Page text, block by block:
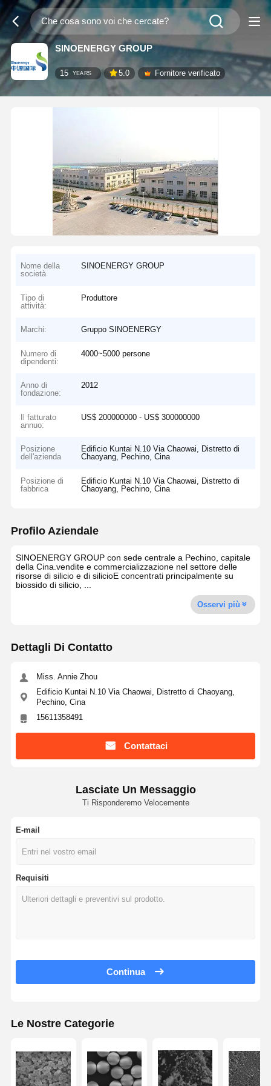
SINOENERGY GROUP
15 YEARS 5.0 Fornitore verificato
Nome della
società
SINOENERGY GROUP
Tipo di
attività:
Produttore
Marchi: Gruppo SINOENERGY
Numero di
dipendenti:
4000~5000 persone
Anno di
fondazione:
2012
Il fatturato
annuo:
US$ 200000000 - US$ 300000000
Posizione
dell'azienda
Edificio Kuntai N.10 Via Chaowai, Distretto di
Chaoyang, Pechino, Cina
Posizione di
fabbrica
Edificio Kuntai N.10 Via Chaowai, Distretto di
Chaoyang, Pechino, Cina
Profilo Aziendale
SINOENERGY GROUP con sede centrale a Pechino, capitale
della Cina.vendite e commercializzazione nel settore delle
risorse di silicio e di silicioE concentrati principalmente su
biossido di silicio, ...
Osservi più
Dettagli Di Contatto
Miss. Annie Zhou
Edificio Kuntai N.10 Via Chaowai, Distretto di Chaoyang,
Pechino, Cina
15611358491
Contattaci
Lasciate Un Messaggio
Ti Risponderemo Velocemente
E-mail
Requisiti
Continua
Le Nostre Categorie